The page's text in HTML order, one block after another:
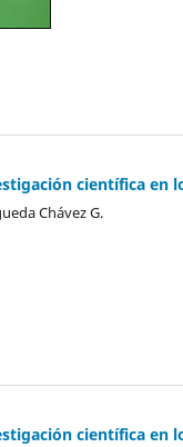
científica en
Chávez G.
científica en